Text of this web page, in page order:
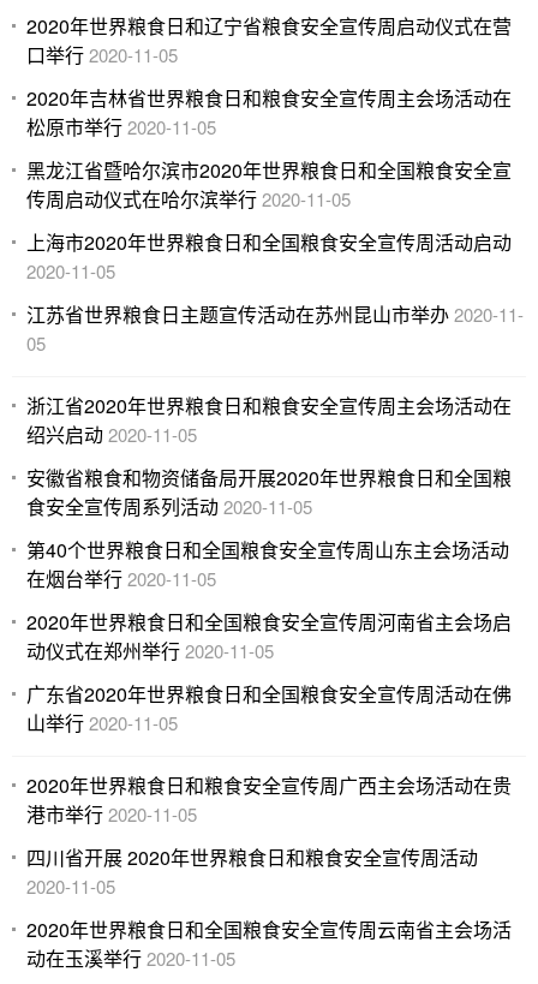
2020年世界粮食日和辽宁省粮食安全宣传周启动仪式在营
口举行2020-11-05
2020年吉林省世界粮食日和粮食安全宣传周主会场活动在
松原市举行2020-11-05
黑龙江省暨哈尔滨市2020年世界粮食日和全国粮食安全宣
传周启动仪式在哈尔滨举行2020-11-05
上海市2020年世界粮食日和全国粮食安全宣传周活动启动
2020-11-05
江苏省世界粮食日主题宣传活动在苏州昆山市举办2020-11-
05
浙江省2020年世界粮食日和粮食安全宣传周主会场活动在
绍兴启动2020-11-05
安徽省粮食和物资储备局开展2020年世界粮食日和全国粮
食安全宣传周系列活动2020-11-05
第40个世界粮食日和全国粮食安全宣传周山东主会场活动
在烟台举行2020-11-05
2020年世界粮食日和全国粮食安全宣传周河南省主会场启
动仪式在郑州举行2020-11-05
广东省2020年世界粮食日和全国粮食安全宣传周活动在佛
山举行2020-11-05
2020年世界粮食日和粮食安全宣传周广西主会场活动在贵
港市举行2020-11-05
四川省开展 2020年世界粮食日和粮食安全宣传周活动
2020-11-05
2020年世界粮食日和全国粮食安全宣传周云南省主会场活
动在玉溪举行2020-11-05